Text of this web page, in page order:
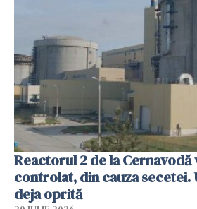
Reactorul 2 de la
controlat, din cauza secetei.
deja oprită